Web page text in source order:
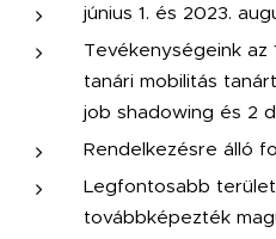
június 1. és 2023.
Tevékenységeink az
tanári mobilitás
job shadowing és 2
Rendelkezésre álló
Legfontosabb
továbbképezték